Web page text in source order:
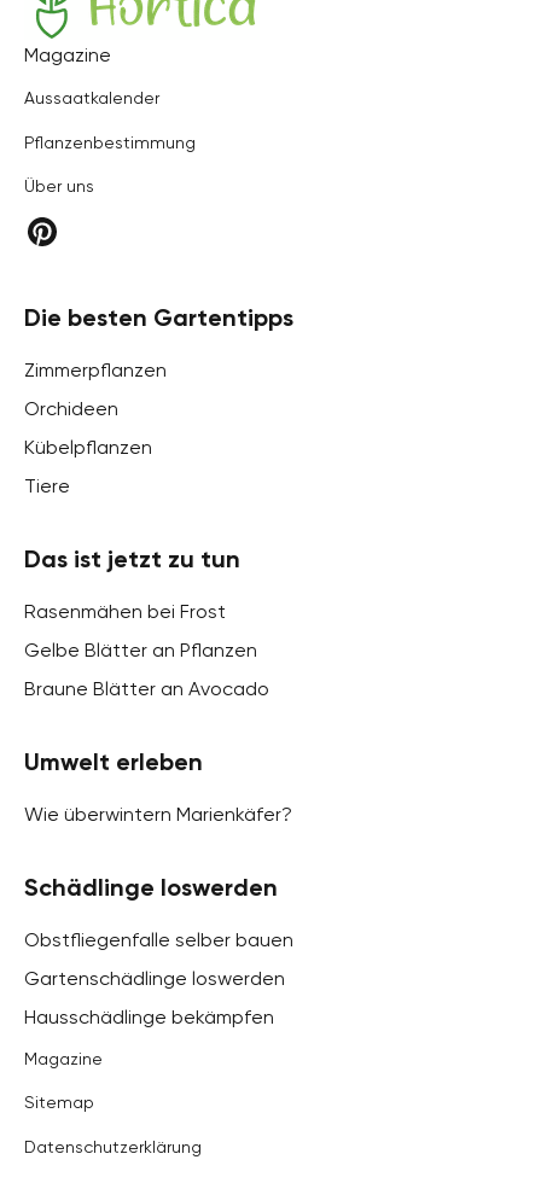
Hortica
Magazine
Aussaatkalender
Pflanzenbestimmung
Über uns
Die besten Gartentipps
Zimmerpflanzen
Orchideen
Kübelpflanzen
Tiere
Das ist jetzt zu tun
Rasenmähen bei Frost
Gelbe Blätter an Pflanzen
Braune Blätter an Avocado
Umwelt erleben
Wie überwintern Marienkäfer?
Schädlinge loswerden
Obstfliegenfalle selber bauen
Gartenschädlinge loswerden
Hausschädlinge bekämpfen
Magazine
Sitemap
Datenschutzerklärung